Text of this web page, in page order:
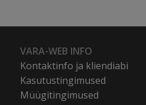
VARA-WEB INFO
Kontaktinfo ja kliendiabi
Kasutustingimused
Müügitingimused